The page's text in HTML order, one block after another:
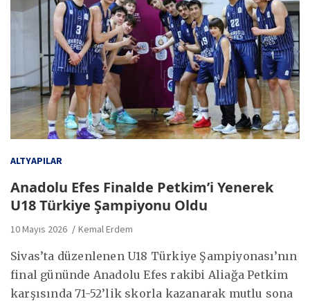
ALTYAPILAR
Anadolu Efes Finalde Petkim’i Yenerek
U18 Türkiye Şampiyonu Oldu
10 Mayıs 2026 Kemal Erdem
Sivas’ta düzenlenen U18 Türkiye Şampiyonası’nın
final gününde Anadolu Efes rakibi Aliağa Petkim
karşısında 71-52’lik skorla kazanarak mutlu sona